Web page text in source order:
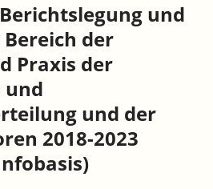
und
der
Praxis der
und
und der
2018-2023